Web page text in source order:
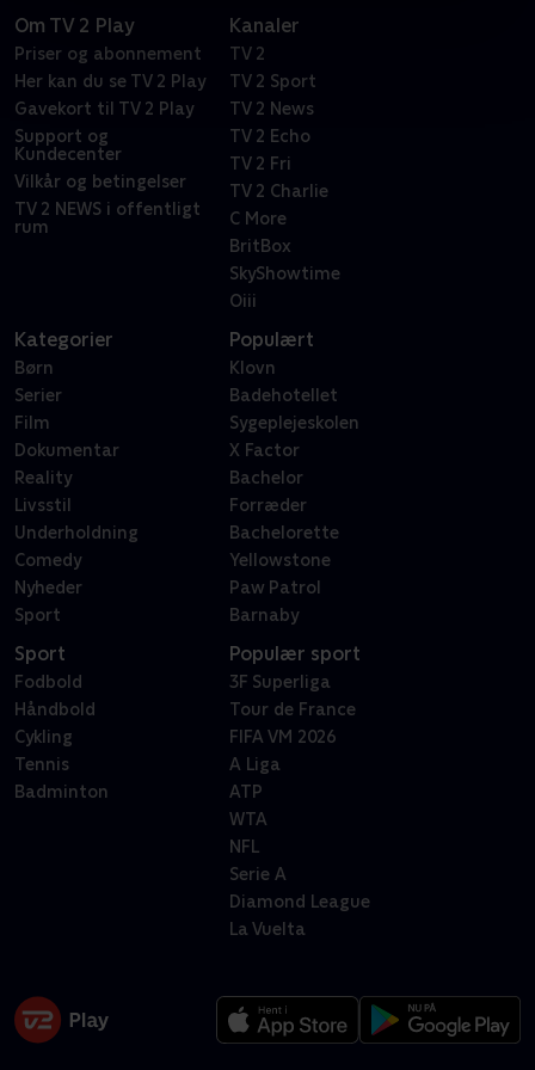
Om TV 2 Play
Priser og abonnement
Her kan du se TV 2 Play
Gavekort til TV 2 Play
Support og
Kundecenter
Vilkår og betingelser
TV 2 NEWS i offentligt
rum
Kanaler
TV 2
TV 2 Sport
TV 2 News
TV 2 Echo
TV 2 Fri
TV 2 Charlie
C More
BritBox
SkyShowtime
Oiii
Kategorier
Børn
Serier
Film
Dokumentar
Reality
Livsstil
Underholdning
Comedy
Nyheder
Sport
Populært
Klovn
Badehotellet
Sygeplejeskolen
X Factor
Bachelor
Forræder
Bachelorette
Yellowstone
Paw Patrol
Barnaby
Sport
Fodbold
Håndbold
Cykling
Tennis
Badminton
Populær sport
3F Superliga
Tour de France
FIFA VM 2026
A Liga
ATP
WTA
NFL
Serie A
Diamond League
La Vuelta